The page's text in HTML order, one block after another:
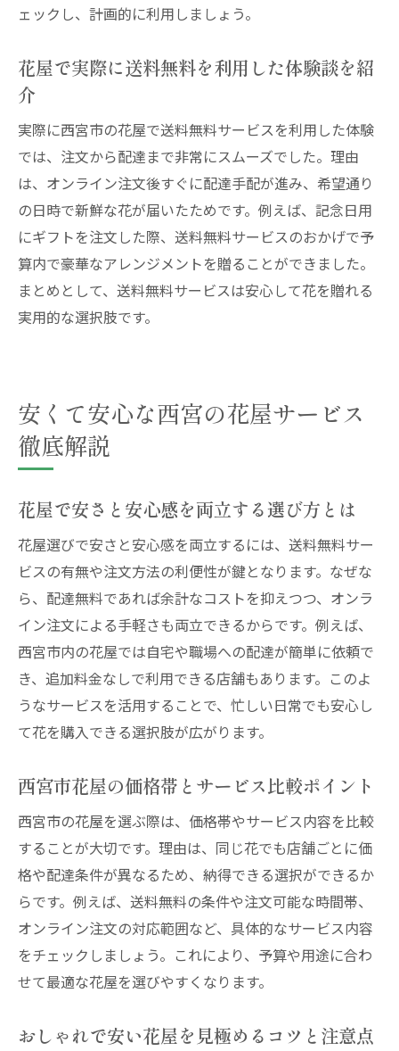
ェックし、計画的に利用しましょう。
花屋で実際に送料無料を利用した体験談を紹
介
実際に西宮市の花屋で送料無料サービスを利用した体験
では、注文から配達まで非常にスムーズでした。理由
は、オンライン注文後すぐに配達手配が進み、希望通り
の日時で新鮮な花が届いたためです。例えば、記念日用
にギフトを注文した際、送料無料サービスのおかげで予
算内で豪華なアレンジメントを贈ることができました。
まとめとして、送料無料サービスは安心して花を贈れる
実用的な選択肢です。
安くて安心な西宮の花屋サービス
徹底解説
花屋で安さと安心感を両立する選び方とは
花屋選びで安さと安心感を両立するには、送料無料サー
ビスの有無や注文方法の利便性が鍵となります。なぜな
ら、配達無料であれば余計なコストを抑えつつ、オンラ
イン注文による手軽さも両立できるからです。例えば、
西宮市内の花屋では自宅や職場への配達が簡単に依頼で
き、追加料金なしで利用できる店舗もあります。このよ
うなサービスを活用することで、忙しい日常でも安心し
て花を購入できる選択肢が広がります。
西宮市花屋の価格帯とサービス比較ポイント
西宮市の花屋を選ぶ際は、価格帯やサービス内容を比較
することが大切です。理由は、同じ花でも店舗ごとに価
格や配達条件が異なるため、納得できる選択ができるか
らです。例えば、送料無料の条件や注文可能な時間帯、
オンライン注文の対応範囲など、具体的なサービス内容
をチェックしましょう。これにより、予算や用途に合わ
せて最適な花屋を選びやすくなります。
おしゃれで安い花屋を見極めるコツと注意点